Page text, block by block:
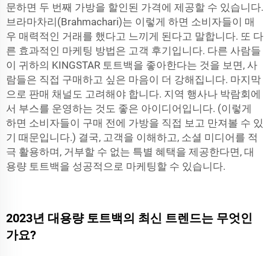
문하면 두 번째 가방을 할인된 가격에 제공할 수 있습니다.
브라마차리(Brahmachari)는 이렇게 하면 소비자들이 매
우 매력적인 거래를 했다고 느끼게 된다고 말합니다. 또 다
른 효과적인 마케팅 방법은 고객 후기입니다. 다른 사람들
이 귀하의 KINGSTAR 토트백을 좋아한다는 것을 보면, 사
람들은 직접 구매하고 싶은 마음이 더 강해집니다. 마지막
으로 판매 채널도 고려해야 합니다. 지역 행사나 박람회에
서 부스를 운영하는 것도 좋은 아이디어입니다. (이렇게
하면 소비자들이 구매 전에 가방을 직접 보고 만져볼 수 있
기 때문입니다.) 결국, 고객을 이해하고, 소셜 미디어를 적
극 활용하며, 거부할 수 없는 특별 혜택을 제공한다면, 대
용량 토트백을 성공적으로 마케팅할 수 있습니다.
2023년 대용량 토트백의 최신 트렌드는 무엇인
가요?